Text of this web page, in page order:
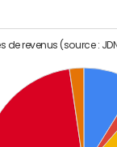
de revenus (source :